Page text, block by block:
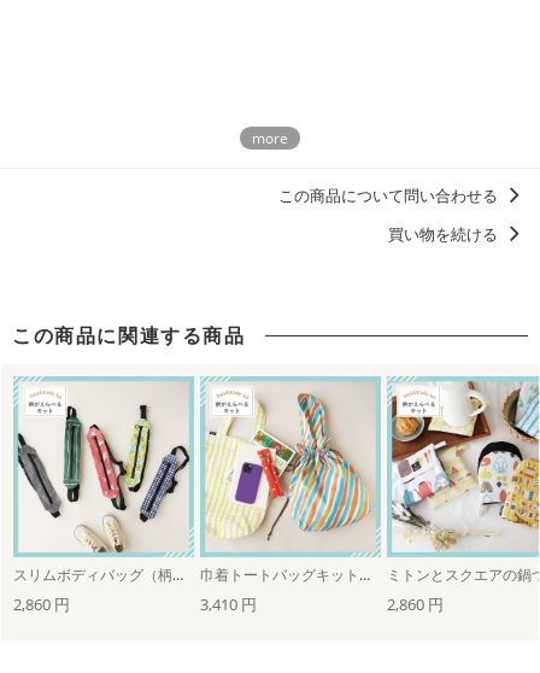
この商品について問い合わせる
買い物を続ける
この商品に関連する商品
スリムボディバッグ（柄が選べるキット） 巾着トートバッグキット（柄が選べるキット）
2,860 円 3,410 円 2,860 円